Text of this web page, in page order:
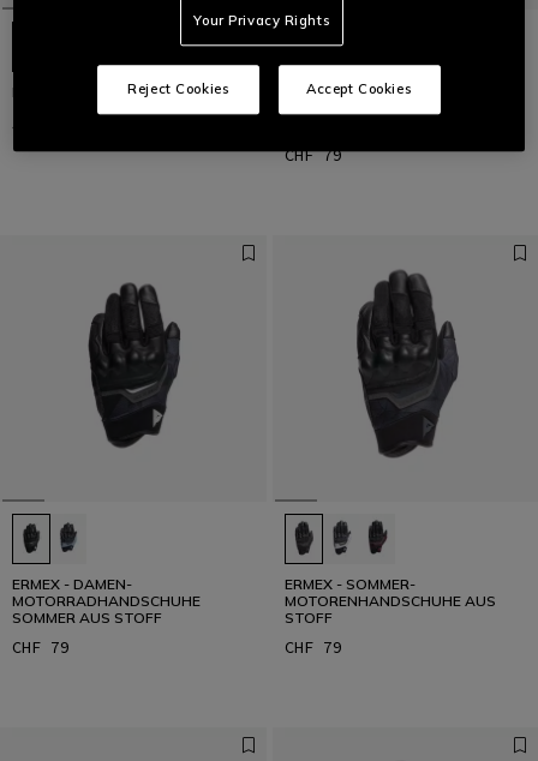
NAMIB GLOVES
CHF 105
ERMEX - SOMMER-
MOTORENHANDSCHUHE AUS
CHF 79
ERMEX - DAMEN-
MOTORRADHANDSCHUHE
SOMMER AUS STOFF
CHF 79
ERMEX - SOMMER-
MOTORENHANDSCHUHE AUS
STOFF
CHF 79
Your Privacy Rights
Reject Cookies Accept Cookies